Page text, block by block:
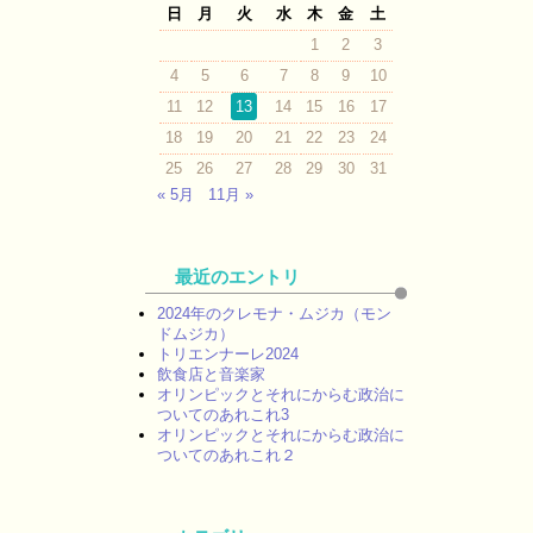
日
月 火 水 木 金
土
1
2
3
4
5 6 7 8 9
10
11
12 13 14 15 16
17
18
19 20 21 22 23
24
25
26 27 28 29 30
31
« 5月
11月 »
最近のエントリ
2024年のクレモナ・ムジカ（モン
ドムジカ）
トリエンナーレ2024
飲食店と音楽家
オリンピックとそれにからむ政治に
ついてのあれこれ3
オリンピックとそれにからむ政治に
ついてのあれこれ２